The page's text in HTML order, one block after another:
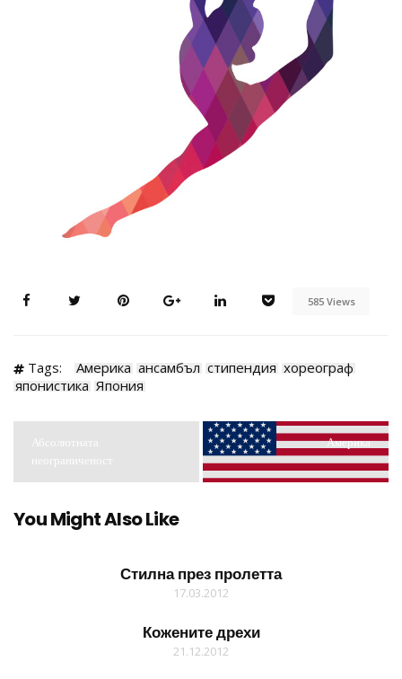
585 Views
Tags: Америка ансамбъл стипендия хореограф
японистика Япония
Абсолютната
неограниченост
Америка
You Might Also Like
Стилна през пролетта
17.03.2012
Кожените дрехи
21.12.2012